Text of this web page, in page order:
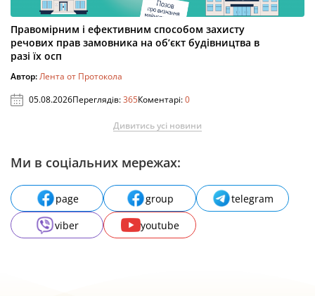
Правомірним і ефективним способом захисту
речових прав замовника на об’єкт будівництва в
разі їх осп
Автор:Лента от Протокола
05.08.2026Переглядів:365Коментарі:0
Дивитись усі новини
Ми в соціальних мережах:
page group
telegram
viber
youtube